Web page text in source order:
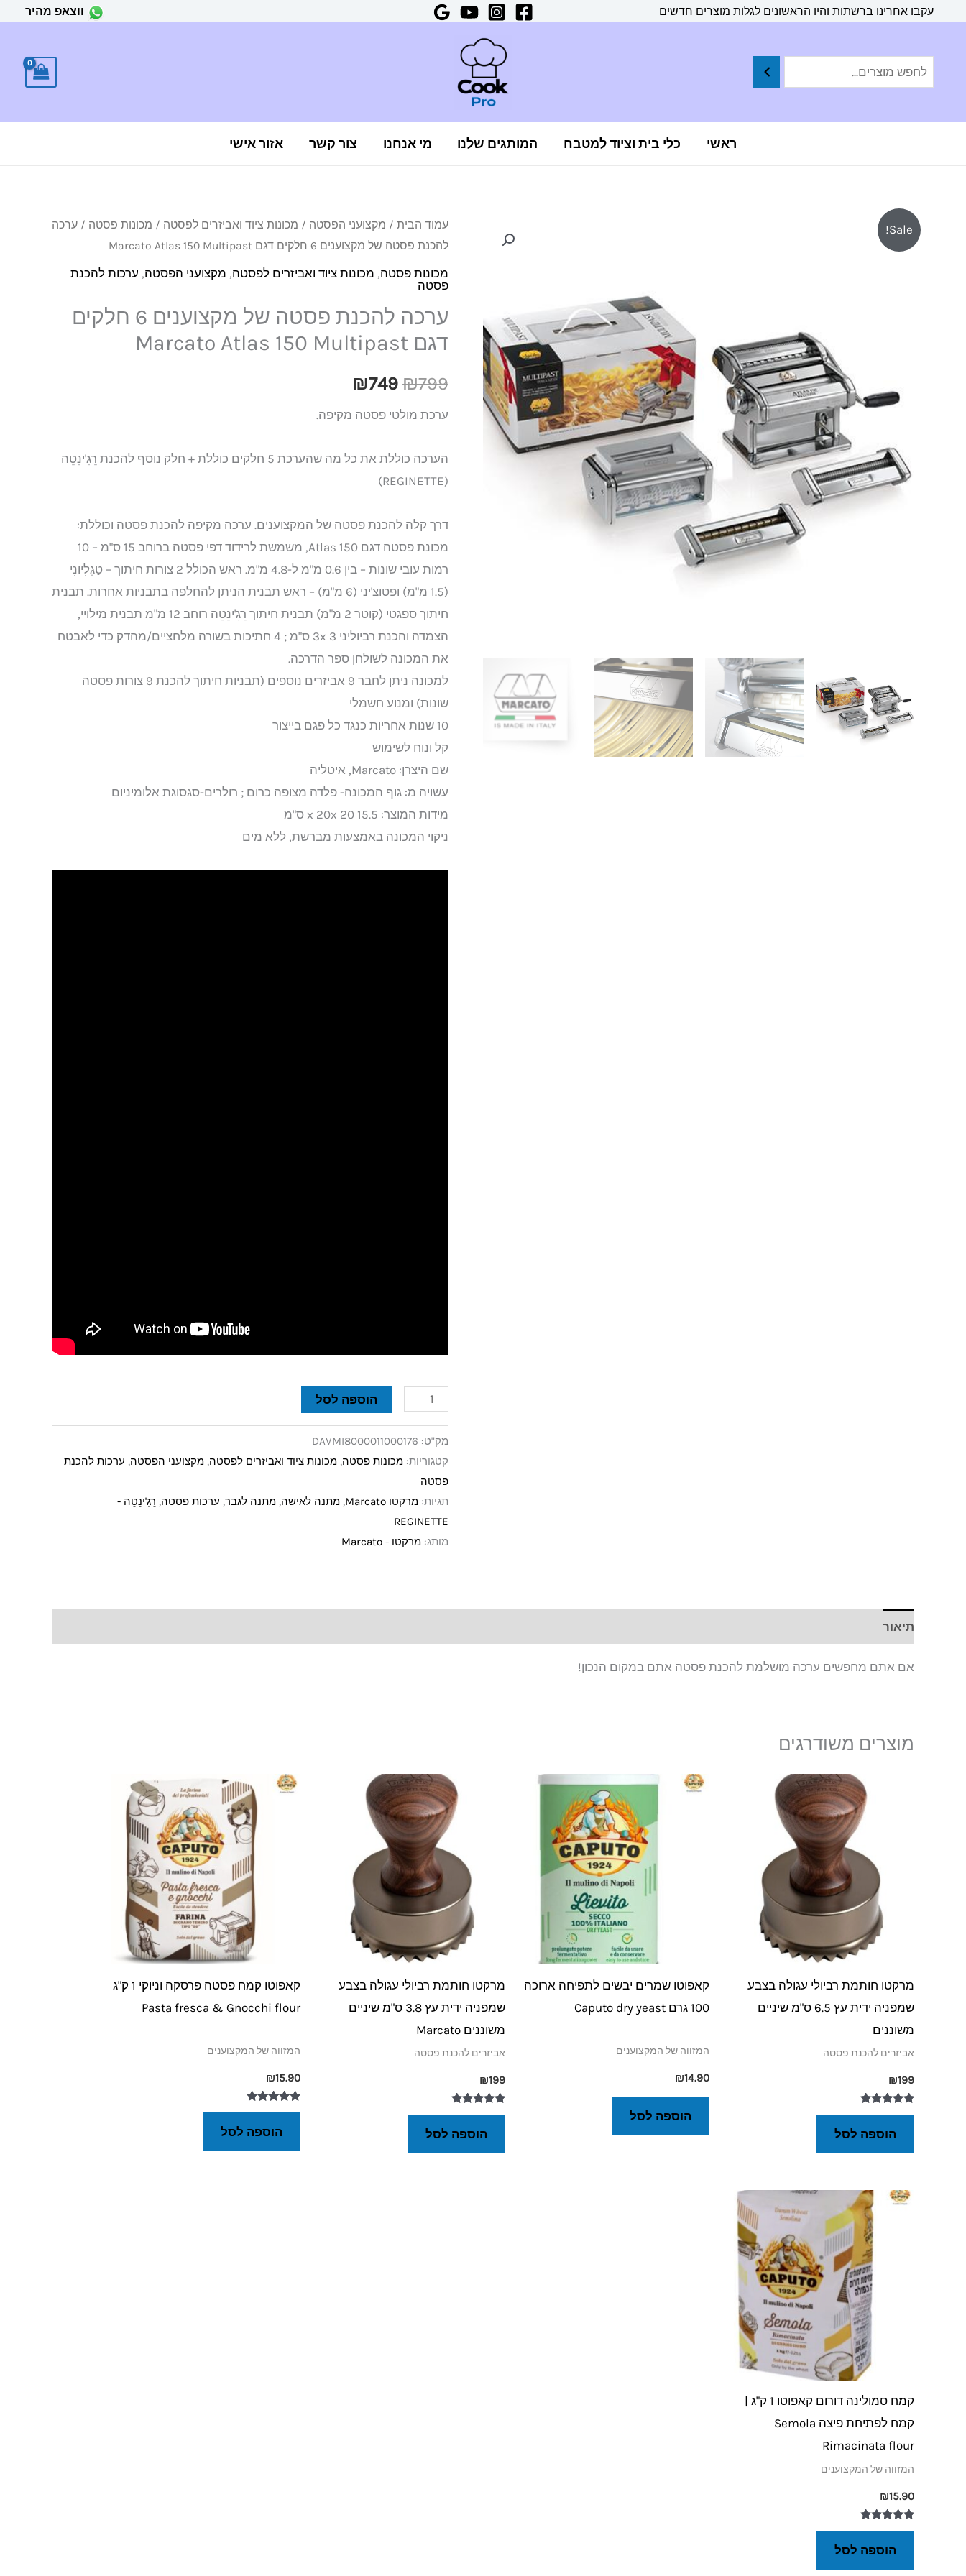
עקבו אחרינו ברשתות והיו הראשונים לגלות מוצרים חדשים ווצאפ מהיר
ראשי כלי בית וציוד למטבח המותגים שלנו מי אנחנו צור קשר אזור אישי
Sale! עמוד הבית / מקצועני הפסטה / מכונות ציוד ואביזרים לפסטה / מכונות פסטה / ערכה
להכנת פסטה של מקצוענים 6 חלקים דגם Marcato Atlas 150 Multipast
מכונות פסטה, מכונות ציוד ואביזרים לפסטה, מקצועני הפסטה, ערכות להכנת
פסטה
ערכה להכנת פסטה של מקצוענים 6 חלקים
דגם Marcato Atlas 150 Multipast
₪799
המחיר
₪799.
₪749
המחיר
₪749.
ערכת מולטי פסטה מקיפה.
הערכה כוללת את כל מה שהערכת 5 חלקים כוללת + חלק נוסף להכנת רֵגִ'ינֵטֵה
(REGINETTE)
דרך קלה להכנת פסטה של המקצוענים. ערכה מקיפה להכנת פסטה וכוללת:
מכונת פסטה דגם Atlas 150, משמשת לרידוד דפי פסטה ברוחב 15 ס"מ – 10
רמות עובי שונות – בין 0.6 מ"מ ל-4.8 מ"מ. ראש הכולל 2 צורות חיתוך – טַגְלִיונִי
(1.5 מ"מ) ופטוצ'יני (6 מ"מ) – ראש תבנית הניתן להחלפה בתבניות אחרות. תבנית
חיתוך ספגטי (קוטר 2 מ"מ) תבנית חיתוך רֵגִ'ינֵטֵה רוחב 12 מ"מ תבנית מילויי,
הצמדה והכנת רביוליני 3x 3 ס"מ ; 4 חתיכות בשורה מלחציים/מהדק כדי לאבטח
את המכונה לשולחן ספר הדרכה.
למכונה ניתן לחבר 9 אביזרים נוספים (תבניות חיתוך להכנת 9 צורות פסטה
שונות) ומנוע חשמלי
10 שנות אחריות כנגד כל פגם בייצור
קל ונוח לשימוש
שם היצרן: Marcato, איטליה
עשויה מ: גוף המכונה- פלדה מצופה כרום ; רולרים-סגסוגת אלומיניום
מידות המוצר: 15.5 x 20x 20 ס"מ
ניקוי המכונה באמצעות מברשת, ללא מים
כמות
של
ערכה
להכנת
פסטה
של
6
הוספה לסל
מק"ט: DAVMI8000011000176
קטגוריות: מכונות פסטה, מכונות ציוד ואביזרים לפסטה, מקצועני הפסטה, ערכות להכנת
פסטה
תגיות: מרקטו Marcato , מתנה לאישה, מתנה לגבר, ערכות פסטה, רֵגִ'ינֵטֵה -
REGINETTE
מותג: מרקטו - Marcato
תיאור
אם אתם מחפשים ערכה מושלמת להכנת פסטה אתם במקום הנכון!
מוצרים משודרגים
מרקטו חותמת רביולי עגולה בצבע
שמפניה ידית עץ 6.5 ס"מ שיניים
משוננים
אביזרים להכנת פסטה
₪199
דורג
מתוך 5הוספה לסל
קאפוטו שמרים יבשים לתפיחה ארוכה
100 גרם Caputo dry yeast
המזווה של המקצוענים
₪14.90
הוספה לסל
מרקטו חותמת רביולי עגולה בצבע
שמפניה ידית עץ 3.8 ס"מ שיניים
משוננים Marcato
אביזרים להכנת פסטה
₪199
דורג
מתוך 5הוספה לסל
קאפוטו קמח פסטה פרסקה וניוקי 1 ק"ג
Pasta fresca & Gnocchi flour
המזווה של המקצוענים
₪15.90
דורג
מתוך 5הוספה לסל
קמח סמולינה דורום קאפוטו 1 ק"ג |
קמח לפתיחת פיצה Semola
Rimacinata flour
המזווה של המקצוענים
₪15.90
דורג
מתוך 5הוספה לסל